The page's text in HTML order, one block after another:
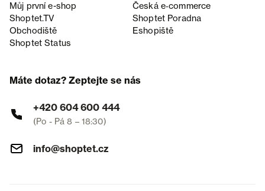
Můj první e-shop
Česká e‑commerce
Shoptet.TV
Shoptet Poradna
Obchodiště
Eshopiště
Shoptet Status
Máte dotaz? Zeptejte se nás
+420 604 600 444
(Po - Pá 8 – 18:30)
info@shoptet.cz